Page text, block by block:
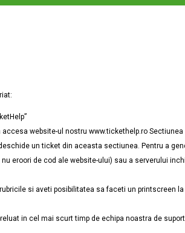
website-ul nostru www.tickethelp.ro
un ticket din aceasta sectiunea. Pentru a
eroori de cod ale website-ului) sau a serverului
si aveti posibilitatea sa faceti un printscreen
in cel mai scurt timp de echipa noastra de